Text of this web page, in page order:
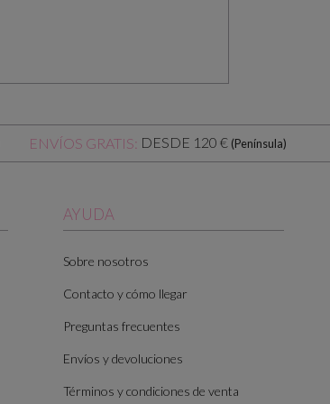
ENVÍOS GRATIS: DESDE 120 € (Península)
AYUDA
Sobre nosotros
Contacto y cómo llegar
Preguntas frecuentes
Envíos y devoluciones
Términos y condiciones de venta